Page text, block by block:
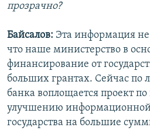
прозрачно?
Байсалов: Эта информация
что наше министерство в
финансирование от
больших грантах. Сейчас по
банка воплощается проект
улучшению информационной
государства на большие